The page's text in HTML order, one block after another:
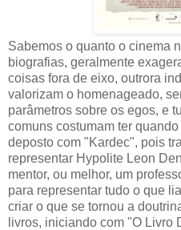
Sabemos o quanto o cinema
biografias, geralmente
coisas fora de eixo, outrora
valorizam o homenageado,
parâmetros sobre os egos, e
comuns costumam ter
deposto com "Kardec", pois
representar Hypolite Leon
mentor, ou melhor, um
para representar tudo o que
criar o que se tornou a
livros, iniciando com "O Livro